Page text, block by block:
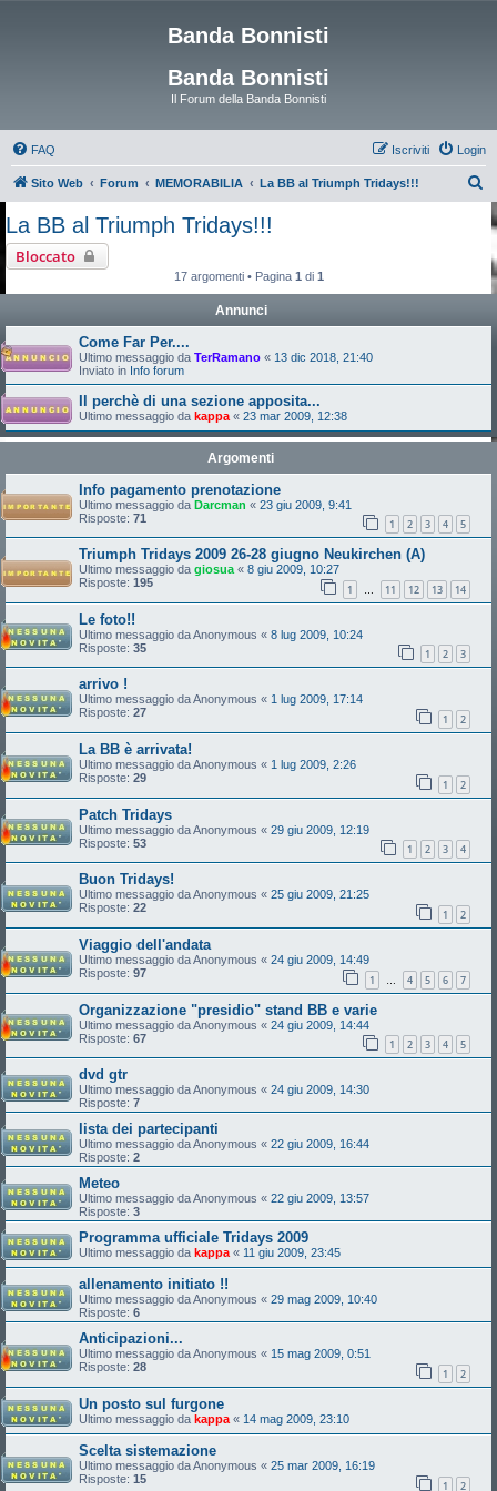
Banda Bonnisti
Banda Bonnisti
Il Forum della Banda Bonnisti
FAQ Login
Iscriviti
Sito Web Forum MEMORABILIA La BB al Triumph Tridays!!!
La BB al Triumph Tridays!!!
Bloccato
17 argomenti • Pagina 1 di 1
Annunci
Come Far Per....
Ultimo messaggio da TerRamano « 13 dic 2018, 21:40
Inviato in Info forum
Il perchè di una sezione apposita...
Ultimo messaggio da kappa « 23 mar 2009, 12:38
Argomenti
Info pagamento prenotazione
Ultimo messaggio da Darcman « 23 giu 2009, 9:41
Risposte: 71 1 2 3 4 5
Triumph Tridays 2009 26-28 giugno Neukirchen (A)
Ultimo messaggio da giosua « 8 giu 2009, 10:27
Risposte: 195 1 … 11 12 13 14
Le foto!!
Ultimo messaggio daAnonymous « 8 lug 2009, 10:24
Risposte: 35 1 2 3
arrivo !
Ultimo messaggio daAnonymous « 1 lug 2009, 17:14
Risposte: 27 1 2
La BB è arrivata!
Ultimo messaggio daAnonymous « 1 lug 2009, 2:26
Risposte: 29 1 2
Patch Tridays
Ultimo messaggio daAnonymous « 29 giu 2009, 12:19
Risposte: 53 1 2 3 4
Buon Tridays!
Ultimo messaggio daAnonymous « 25 giu 2009, 21:25
Risposte: 22 1 2
Viaggio dell'andata
Ultimo messaggio daAnonymous « 24 giu 2009, 14:49
Risposte: 97 1 … 4 5 6 7
Organizzazione "presidio" stand BB e varie
Ultimo messaggio daAnonymous « 24 giu 2009, 14:44
Risposte: 67 1 2 3 4 5
dvd gtr
Ultimo messaggio daAnonymous « 24 giu 2009, 14:30
Risposte: 7
lista dei partecipanti
Ultimo messaggio daAnonymous « 22 giu 2009, 16:44
Risposte: 2
Meteo
Ultimo messaggio daAnonymous « 22 giu 2009, 13:57
Risposte: 3
Programma ufficiale Tridays 2009
Ultimo messaggio da kappa « 11 giu 2009, 23:45
allenamento initiato !!
Ultimo messaggio daAnonymous « 29 mag 2009, 10:40
Risposte: 6
Anticipazioni...
Ultimo messaggio daAnonymous « 15 mag 2009, 0:51
Risposte: 28 1 2
Un posto sul furgone
Ultimo messaggio da kappa « 14 mag 2009, 23:10
Scelta sistemazione
Ultimo messaggio daAnonymous « 25 mar 2009, 16:19
Risposte: 15 1 2